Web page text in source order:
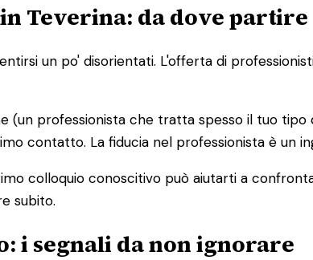
Teverina: da dove partire
un po' disorientati. L'offerta di
(un professionista che tratta spesso il tuo
contatto. La fiducia nel professionista è un
colloquio conoscitivo può aiutarti a
subito.
i segnali da non ignorare